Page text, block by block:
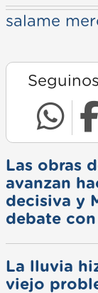
salame
Las obras
avanzan
decisiva y
debate
La lluvia
viejo